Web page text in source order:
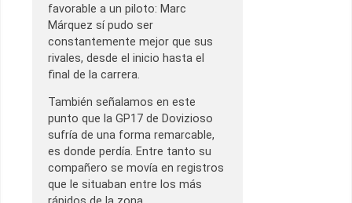
favorable a un piloto: Marc
Márquez sí pudo ser
constantemente mejor que sus
rivales, desde el inicio hasta el
final de la carrera.
También señalamos en este
punto que la GP17 de Dovizioso
sufría de una forma remarcable,
es donde perdía. Entre tanto su
compañero se movía en registros
que le situaban entre los más